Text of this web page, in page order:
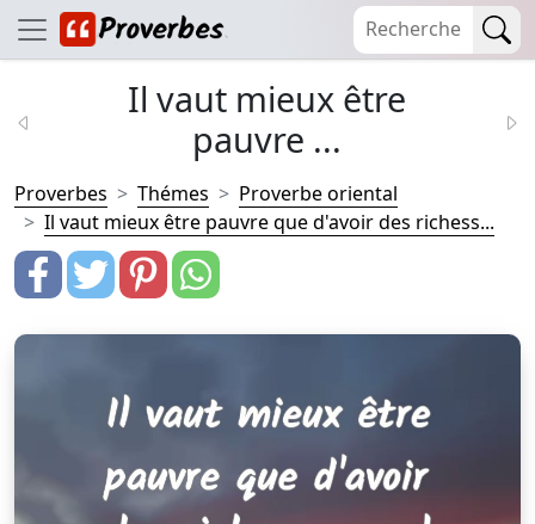
Il vaut mieux être
pauvre ...
Proverbes Thémes
Proverbe oriental
Il vaut mieux être pauvre que d'avoir des richess...